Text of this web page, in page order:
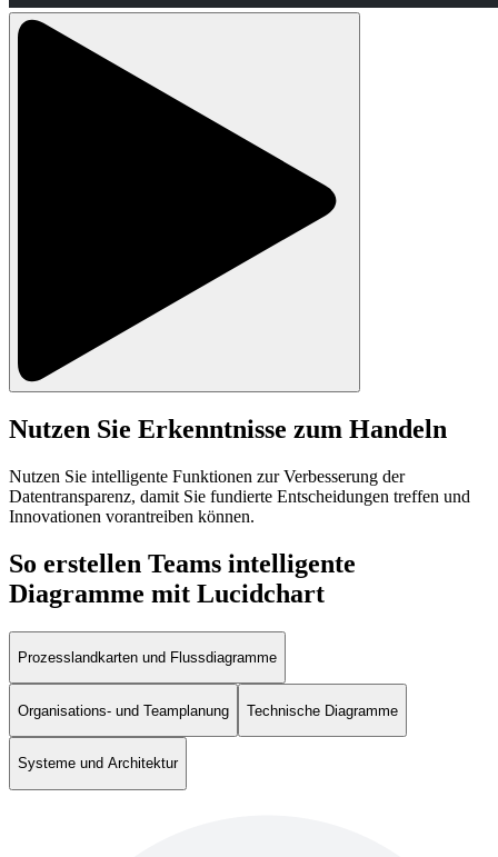
Nutzen Sie Erkenntnisse zum Handeln
Nutzen Sie intelligente Funktionen zur Verbesserung der
Datentransparenz, damit Sie fundierte Entscheidungen treffen und
Innovationen vorantreiben können.
So erstellen Teams intelligente
Diagramme mit Lucidchart
Prozesslandkarten und Flussdiagramme
Organisations- und Teamplanung Technische Diagramme
Systeme und Architektur